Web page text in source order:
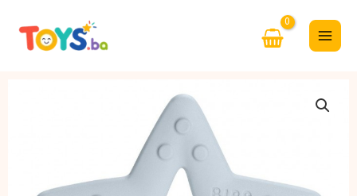
content